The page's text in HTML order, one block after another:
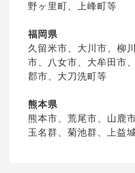
野ヶ里町、上峰町等
福岡県
久留米市、大川市、柳
市、八女市、大牟田市
郡市、大刀洗町等
熊本県
熊本市、荒尾市、山鹿
玉名群、菊池群、上益